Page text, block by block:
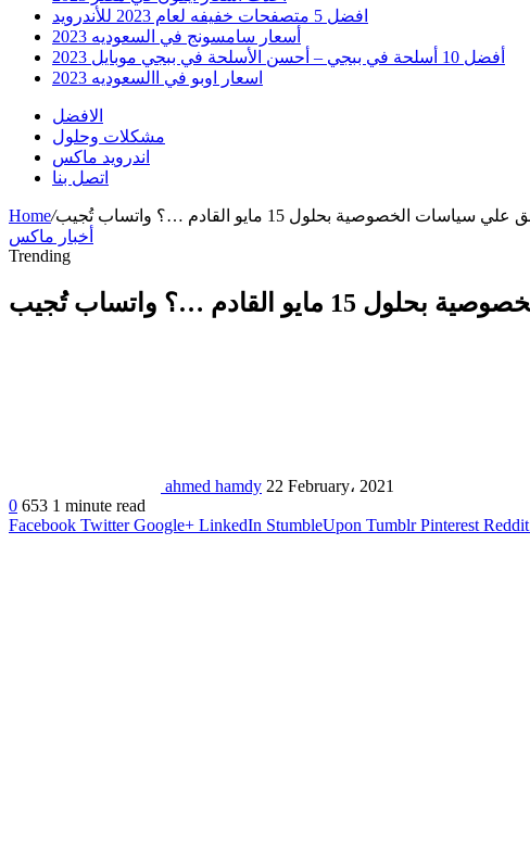
افضل 5 متصفحات خفيفه لعام 2023 للأندرويد
أسعار سامسونج في السعوديه 2023
أفضل 10 أسلحة في ببجي – أحسن الأسلحة في ببجي موبايل 2023
اسعار اوبو في االسعوديه 2023
الافضل
مشكلات وحلول
اندرويد ماكس
اتصل بنا
Home/
أخبار ماكس
Trending
ahmed hamdy 22 February، 2021
0 653 1 minute read
Facebook Twitter Google+ LinkedIn StumbleUpon Tumblr Pinterest Reddit